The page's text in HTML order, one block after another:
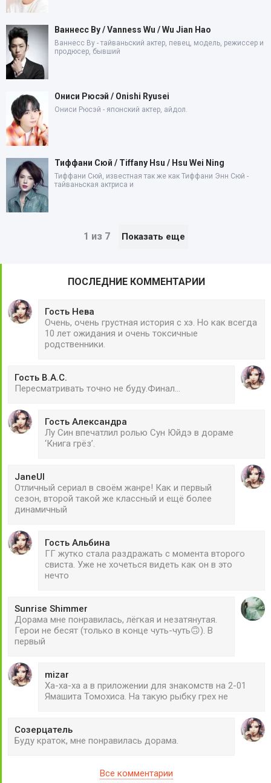
Ваннесс Ву / Vanness Wu / Wu Jian Hao
Ваннесс Ву - тайваньский актер, певец, модель, режиссер и
продюсер, бывший
Ониси Рюсэй / Onishi Ryusei
Ониси Рюсэй - японский актер, айдол.
Тиффани Сюй / Tiffany Hsu / Hsu Wei Ning
Тиффани Сюй, известная так же как Тиффани Энн Сюй -
тайваньская актриса и
1 из 7 Показать еще
ПОСЛЕДНИЕ КОММЕНТАРИИ
Гость Нева
Очень, очень грустная история с хэ. Но как всегда
10 лет ожидания и очень токсичные
родственники.
Гость В.А.С.
Пересматривать точно не буду.Финал...
Гость Александра
Лу Син впечатлил ролью Сун Юйдэ в дораме
‘Книга грёз’.
JaneUl
Отличный сериал в своём жанре! Как и первый
сезон, второй такой же классный и ещё более
динамичный
Гость Альбина
ГГ жутко стала раздражать с момента второго
свиста. Уже не хочеться видеть как он в это
нечто
Sunrise Shimmer
Дорама мне понравилась, лёгкая и незатянутая.
Герои не бесят (только в конце чуть-чуть🙃). В
первый
mizar
Ха-ха-ха а в приложении для знакомств на 2-01
Ямашита Томохиса. На такую рыбку грех не
Созерцатель
Буду краток, мне понравилась дорама.
Все комментарии